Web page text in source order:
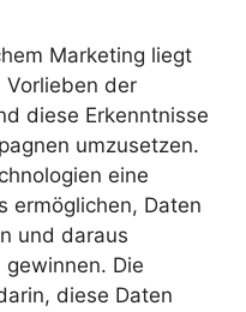
Marketing liegt
der
diese Erkenntnisse
umzusetzen.
eine
ermöglichen, Daten
und daraus
Die
diese Daten